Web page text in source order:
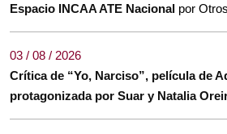
Espacio INCAA ATE Nacional por
03 / 08 / 2026
Crítica de “Yo, Narciso”, película de
protagonizada por Suar y Natalia